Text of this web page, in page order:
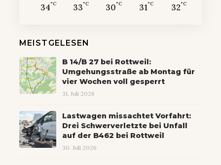
34°C 33°C 30°C 31°C 32°C
MEISTGELESEN
B 14/B 27 bei Rottweil:
Umgehungsstraße ab Montag für
vier Wochen voll gesperrt
31. Juli 2026
Lastwagen missachtet Vorfahrt:
Drei Schwerverletzte bei Unfall
auf der B462 bei Rottweil
30. Juli 2026